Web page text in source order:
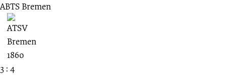
ABTS Bremen
3 : 4